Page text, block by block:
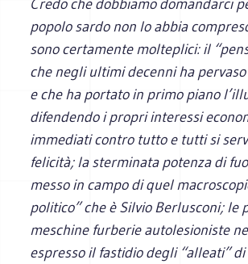
Credo che dobbiamo domandarci
popolo sardo non lo abbia
sono certamente molteplici: il
che negli ultimi decenni ha
e che ha portato in primo piano
difendendo i propri interessi
immediati contro tutto e tutti si
felicità; la sterminata potenza di
messo in campo di quel
politico” che è Silvio Berlusconi; le
meschine furberie autolesioniste
espresso il fastidio degli “alleati”